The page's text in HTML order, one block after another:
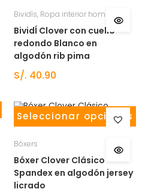
Bividís, Ropa interior hombre
BividÍ Clover con cuello
redondo Blanco en
algodón rib pima
S/. 40.90
Seleccionar opciones
Bóxers
Bóxer Clover Clásico
Spandex en algodón jersey
licrado